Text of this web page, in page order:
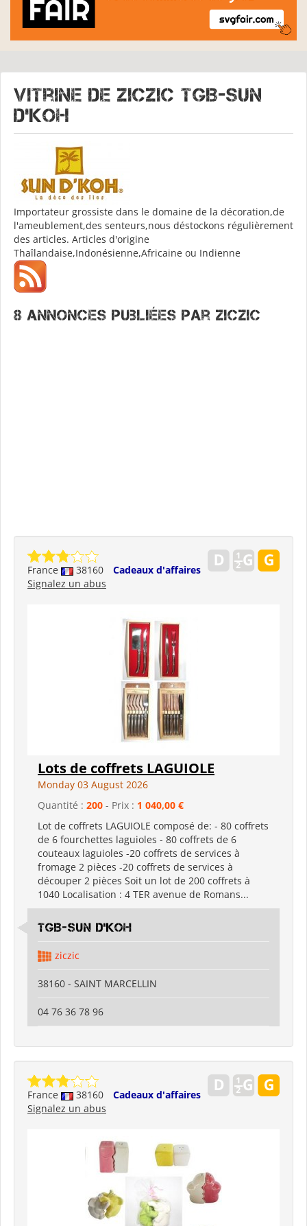
Vitrine de ZICZIC TGB-SUN
D'KOH
Importateur grossiste dans le domaine de la décoration,de
l'ameublement,des senteurs,nous déstockons régulièrement
des articles. Articles d'origine
Thaîlandaise,Indonésienne,Africaine ou Indienne
8 annonces publiées par Ziczic
France 38160
Cadeaux d'affaires
Signalez un abus
Lots de coffrets LAGUIOLE
Monday 03 August 2026
Quantité : 200 - Prix : 1 040,00 €
Lot de coffrets LAGUIOLE composé de: - 80 coffrets
de 6 fourchettes laguioles - 80 coffrets de 6
couteaux laguioles -20 coffrets de services à
fromage 2 pièces -20 coffrets de services à
découper 2 pièces Soit un lot de 200 coffrets à
1040 Localisation : 4 TER avenue de Romans...
TGB-SUN D'KOH
ziczic
38160 - SAINT MARCELLIN
04 76 36 78 96
France 38160
Cadeaux d'affaires
Signalez un abus